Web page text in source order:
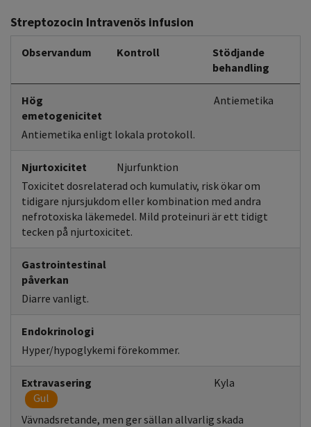
Streptozocin Intravenös infusion
Observandum Kontroll
Stödjande
behandling
Hög
emetogenicitet
Antiemetika
Antiemetika enligt lokala protokoll.
Njurtoxicitet
Njurfunktion
Toxicitet dosrelaterad och kumulativ, risk ökar om
tidigare njursjukdom eller kombination med andra
nefrotoxiska läkemedel. Mild proteinuri är ett tidigt
tecken på njurtoxicitet.
Gastrointestinal
påverkan
Diarre vanligt.
Endokrinologi
Hyper/hypoglykemi förekommer.
Extravasering
Gul
Kyla
Vävnadsretande, men ger sällan allvarlig skada